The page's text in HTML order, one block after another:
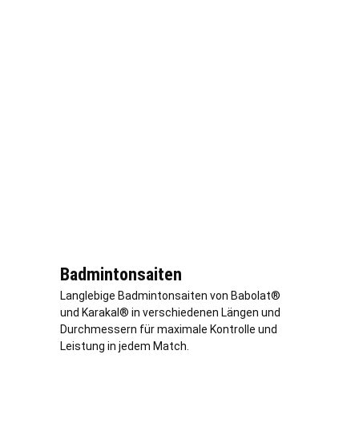
Badmintonsaiten
Langlebige Badmintonsaiten von Babolat®
und Karakal® in verschiedenen Längen und
Durchmessern für maximale Kontrolle und
Leistung in jedem Match.